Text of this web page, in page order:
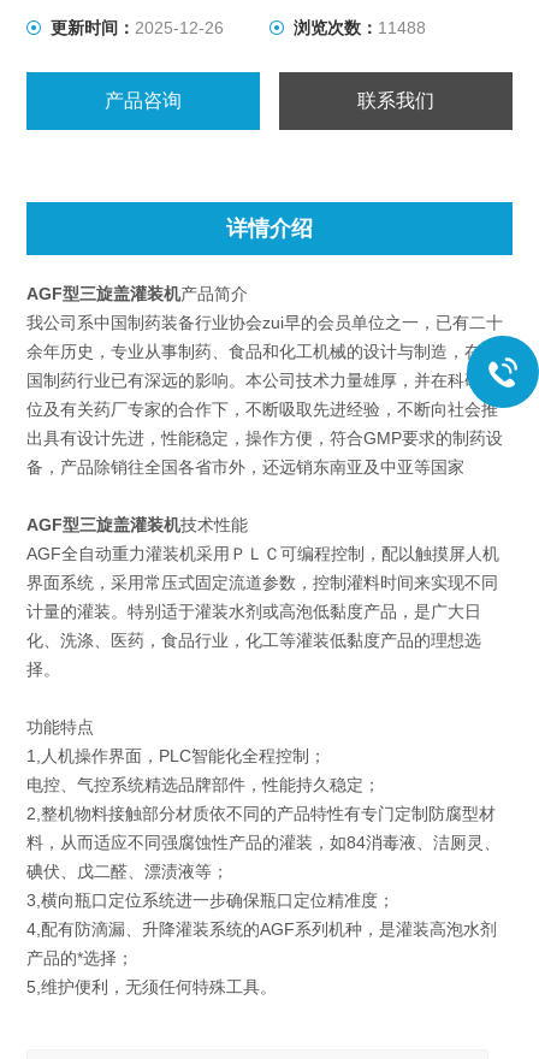
更新时间： 2025-12-26 浏览次数： 11488
产品咨询 联系我们
详情介绍
AGF型三旋盖灌装机产品简介
我公司系中国制药装备行业协会zui早的会员单位之一，已有二十
余年历史，专业从事制药、食品和化工机械的设计与制造，在全
国制药行业已有深远的影响。本公司技术力量雄厚，并在科研单
位及有关药厂专家的合作下，不断吸取先进经验，不断向社会推
出具有设计先进，性能稳定，操作方便，符合GMP要求的制药设
备，产品除销往全国各省市外，还远销东南亚及中亚等国家
AGF型三旋盖灌装机技术性能
AGF全自动重力灌装机采用ＰＬＣ可编程控制，配以触摸屏人机
界面系统，采用常压式固定流道参数，控制灌料时间来实现不同
计量的灌装。特别适于灌装水剂或高泡低黏度产品，是广大日
化、洗涤、医药，食品行业，化工等灌装低黏度产品的理想选
择。
功能特点
1,人机操作界面，PLC智能化全程控制；
电控、气控系统精选品牌部件，性能持久稳定；
2,整机物料接触部分材质依不同的产品特性有专门定制防腐型材
料，从而适应不同强腐蚀性产品的灌装，如84消毒液、洁厕灵、
碘伏、戊二醛、漂渍液等；
3,横向瓶口定位系统进一步确保瓶口定位精准度；
4,配有防滴漏、升降灌装系统的AGF系列机种，是灌装高泡水剂
产品的*选择；
5,维护便利，无须任何特殊工具。